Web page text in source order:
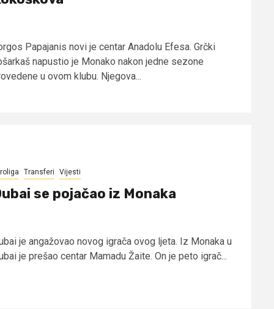
Papajanis novi je centar Anadolu Efesa. Grčki
napustio je Monako nakon jedne sezone
u ovom klubu. Njegova...
Transferi Vijesti
se pojačao iz Monaka
je angažovao novog igrača ovog ljeta. Iz Monaka u
je prešao centar Mamadu Žaite. On je peto igrač...